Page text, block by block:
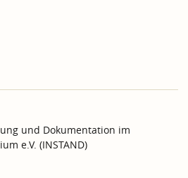
und Dokumentation im
e.V. (INSTAND)